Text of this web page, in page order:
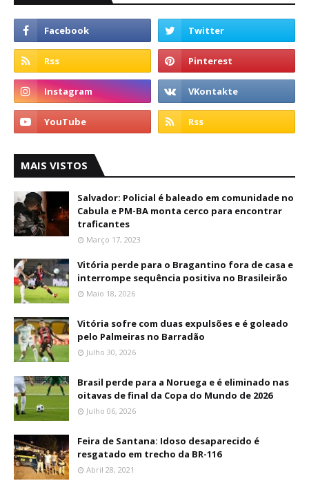
MAIS VISTOS
Salvador: Policial é baleado em comunidade no
Cabula e PM-BA monta cerco para encontrar
traficantes
Março 17, 2023
Vitória perde para o Bragantino fora de casa e
interrompe sequência positiva no Brasileirão
Maio 18, 2026
Vitória sofre com duas expulsões e é goleado
pelo Palmeiras no Barradão
Julho 30, 2026
Brasil perde para a Noruega e é eliminado nas
oitavas de final da Copa do Mundo de 2026
Julho 06, 2026
Feira de Santana: Idoso desaparecido é
resgatado em trecho da BR-116
Abril 28, 2021